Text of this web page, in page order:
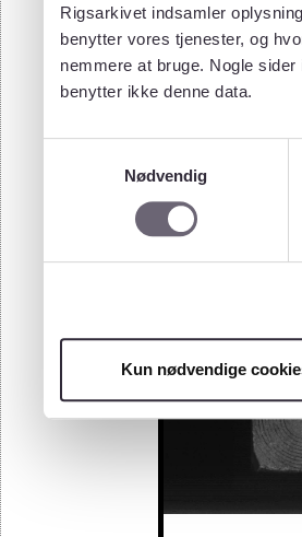
Rigsarkivet indsamler
benytter vores tjenester, og
nemmere at bruge. Nogle
benytter ikke denne data.
Nødvendig
Kun nødvendige